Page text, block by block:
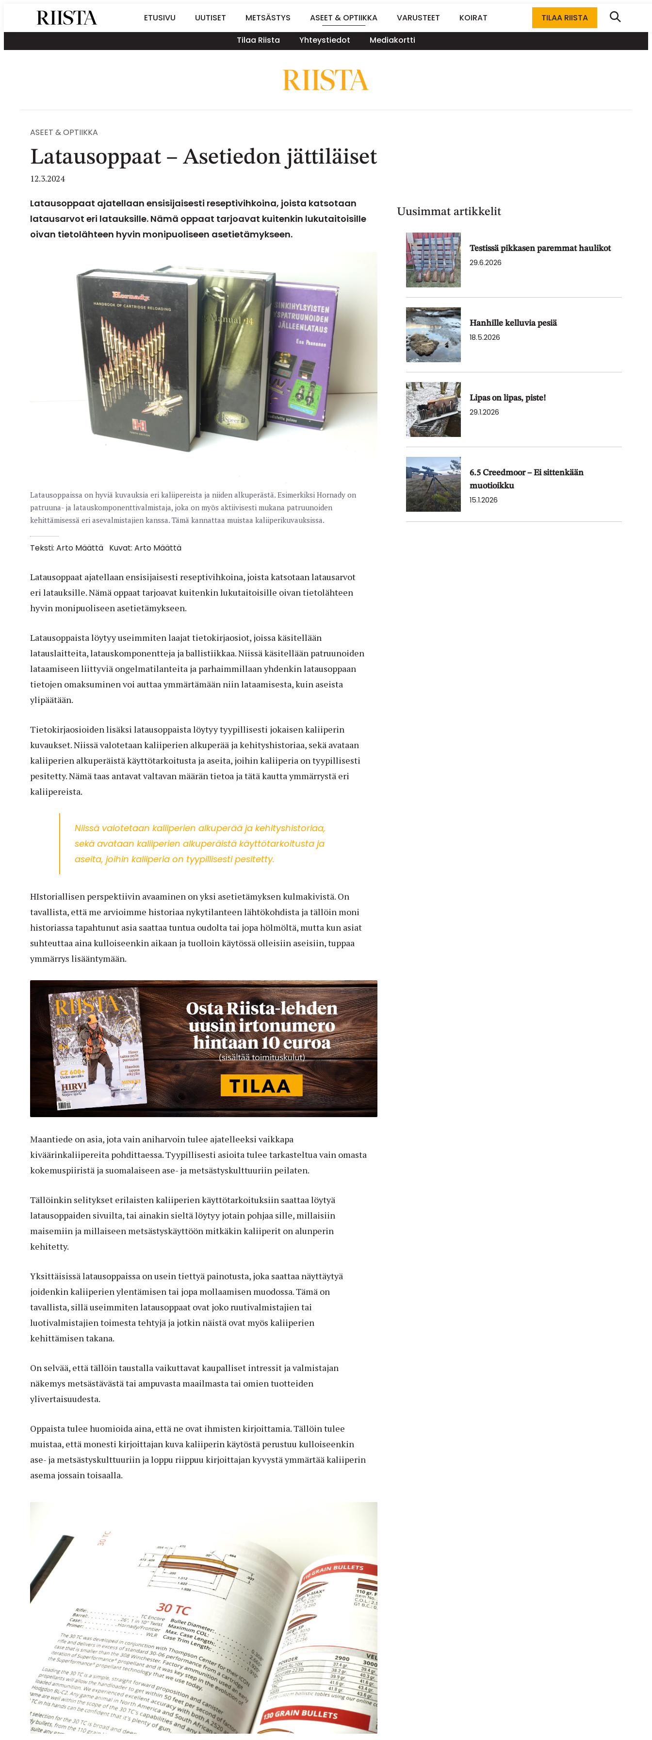
sisältöön
Riistalehti.fi
Metsästyksen
erikoislehti
ETUSIVU UUTISET METSÄSTYS ASEET & OPTIIKKA VARUSTEET KOIRAT
TILAA RIISTA
Tilaa Riista
Yhteystiedot Mediakortti
ASEET & OPTIIKKA
Latausoppaat – Asetiedon jättiläiset
12.3.2024
Latausoppaat ajatellaan ensisijaisesti reseptivihkoina, joista katsotaan
latausarvot eri latauksille. Nämä oppaat tarjoavat kuitenkin lukutaitoisille
oivan tietolähteen hyvin monipuoliseen asetietämykseen.
Latausoppaissa on hyviä kuvauksia eri kaliipereista ja niiden alkuperästä. Esimerkiksi Hornady on
patruuna- ja latauskomponenttivalmistaja, joka on myös aktiivisesti mukana patruunoiden
kehittämisessä eri asevalmistajien kanssa. Tämä kannattaa muistaa kaliiperikuvauksissa.
Teksti: Arto Määttä Kuvat: Arto Määttä
Latausoppaat ajatellaan ensisijaisesti reseptivihkoina, joista katsotaan latausarvot
eri latauksille. Nämä oppaat tarjoavat kuitenkin lukutaitoisille oivan tietolähteen
hyvin monipuoliseen asetietämykseen.
Latausoppaista löytyy useimmiten laajat tietokirjaosiot, joissa käsitellään
latauslaitteita, latauskomponentteja ja ballistiikkaa. Niissä käsitellään patruunoiden
lataamiseen liittyviä ongelmatilanteita ja parhaimmillaan yhdenkin latausoppaan
tietojen omaksuminen voi auttaa ymmärtämään niin lataamisesta, kuin aseista
ylipäätään.
Tietokirjaosioiden lisäksi latausoppaista löytyy tyypillisesti jokaisen kaliiperin
kuvaukset. Niissä valotetaan kaliiperien alkuperää ja kehityshistoriaa, sekä avataan
kaliiperien alkuperäistä käyttötarkoitusta ja aseita, joihin kaliiperia on tyypillisesti
pesitetty. Nämä taas antavat valtavan määrän tietoa ja tätä kautta ymmärrystä eri
kaliipereista.
Niissä valotetaan kaliiperien alkuperää ja kehityshistoriaa,
sekä avataan kaliiperien alkuperäistä käyttötarkoitusta ja
aseita, joihin kaliiperia on tyypillisesti pesitetty.
HIstoriallisen perspektiivin avaaminen on yksi asetietämyksen kulmakivistä. On
tavallista, että me arvioimme historiaa nykytilanteen lähtökohdista ja tällöin moni
historiassa tapahtunut asia saattaa tuntua oudolta tai jopa hölmöltä, mutta kun asiat
suhteuttaa aina kulloiseenkin aikaan ja tuolloin käytössä olleisiin aseisiin, tuppaa
ymmärrys lisääntymään.
Maantiede on asia, jota vain aniharvoin tulee ajatelleeksi vaikkapa
kiväärinkaliipereita pohdittaessa. Tyypillisesti asioita tulee tarkasteltua vain omasta
kokemuspiiristä ja suomalaiseen ase- ja metsästyskulttuuriin peilaten.
Tällöinkin selitykset erilaisten kaliiperien käyttötarkoituksiin saattaa löytyä
latausoppaiden sivuilta, tai ainakin sieltä löytyy jotain pohjaa sille, millaisiin
maisemiin ja millaiseen metsästyskäyttöön mitkäkin kaliiperit on alunperin
kehitetty.
Yksittäisissä latausoppaissa on usein tiettyä painotusta, joka saattaa näyttäytyä
joidenkin kaliiperien ylentämisen tai jopa mollaamisen muodossa. Tämä on
tavallista, sillä useimmiten latausoppaat ovat joko ruutivalmistajien tai
luotivalmistajien toimesta tehtyjä ja jotkin näistä ovat myös kaliiperien
kehittämisen takana.
On selvää, että tällöin taustalla vaikuttavat kaupalliset intressit ja valmistajan
näkemys metsästävästä tai ampuvasta maailmasta tai omien tuotteiden
ylivertaisuudesta.
Oppaista tulee huomioida aina, että ne ovat ihmisten kirjoittamia. Tällöin tulee
muistaa, että monesti kirjoittajan kuva kaliiperin käytöstä perustuu kulloiseenkin
ase- ja metsästyskulttuuriin ja loppu riippuu kirjoittajan kyvystä ymmärtää kaliiperin
asema jossain toisaalla.
Uusimmat artikkelit
Testissä pikkasen paremmat haulikot
29.6.2026
Hanhille kelluvia pesiä
18.5.2026
Lipas on lipas, piste!
29.1.2026
6.5 Creedmoor – Ei sittenkään
muotioikku
15.1.2026